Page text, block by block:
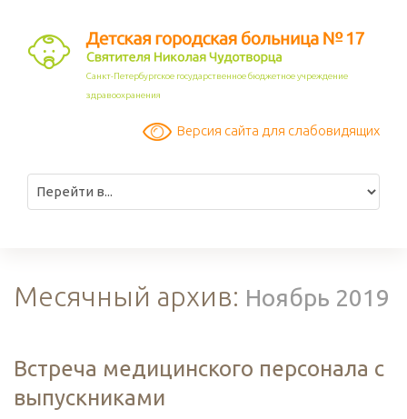
Санкт-Петербургское государственное бюджетное учреждение
здравоохранения
Версия сайта для слабовидящих
Месячный архив: Ноябрь 2019
Встреча медицинского персонала с
выпускниками